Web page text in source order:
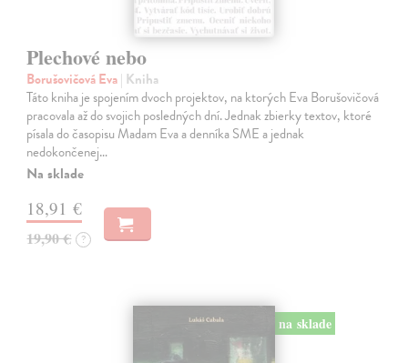
Plechové nebo
Borušovičová Eva| Kniha
Táto kniha je spojením dvoch projektov, na ktorých Eva Borušovičová
pracovala až do svojich posledných dní. Jednak zbierky textov, ktoré
písala do časopisu Madam Eva a denníka SME a jednak
nedokončenej…
Na sklade
18,91 €
19,90 € ?
na sklade